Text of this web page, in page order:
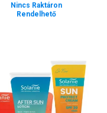
Nincs Raktáron
Rendelhető